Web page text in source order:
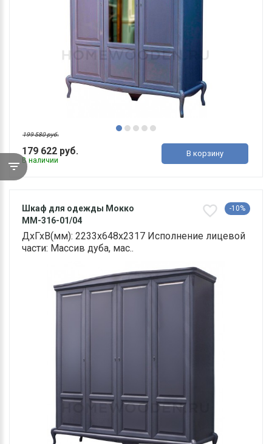
179 622 руб.
199 580 руб.
В наличии
В корзину
Шкаф для одежды Мокко
ММ-316-01/04
-10%
ДхГхВ(мм): 2233х648х2317 Исполнение лицевой
части: Массив дуба, мас..